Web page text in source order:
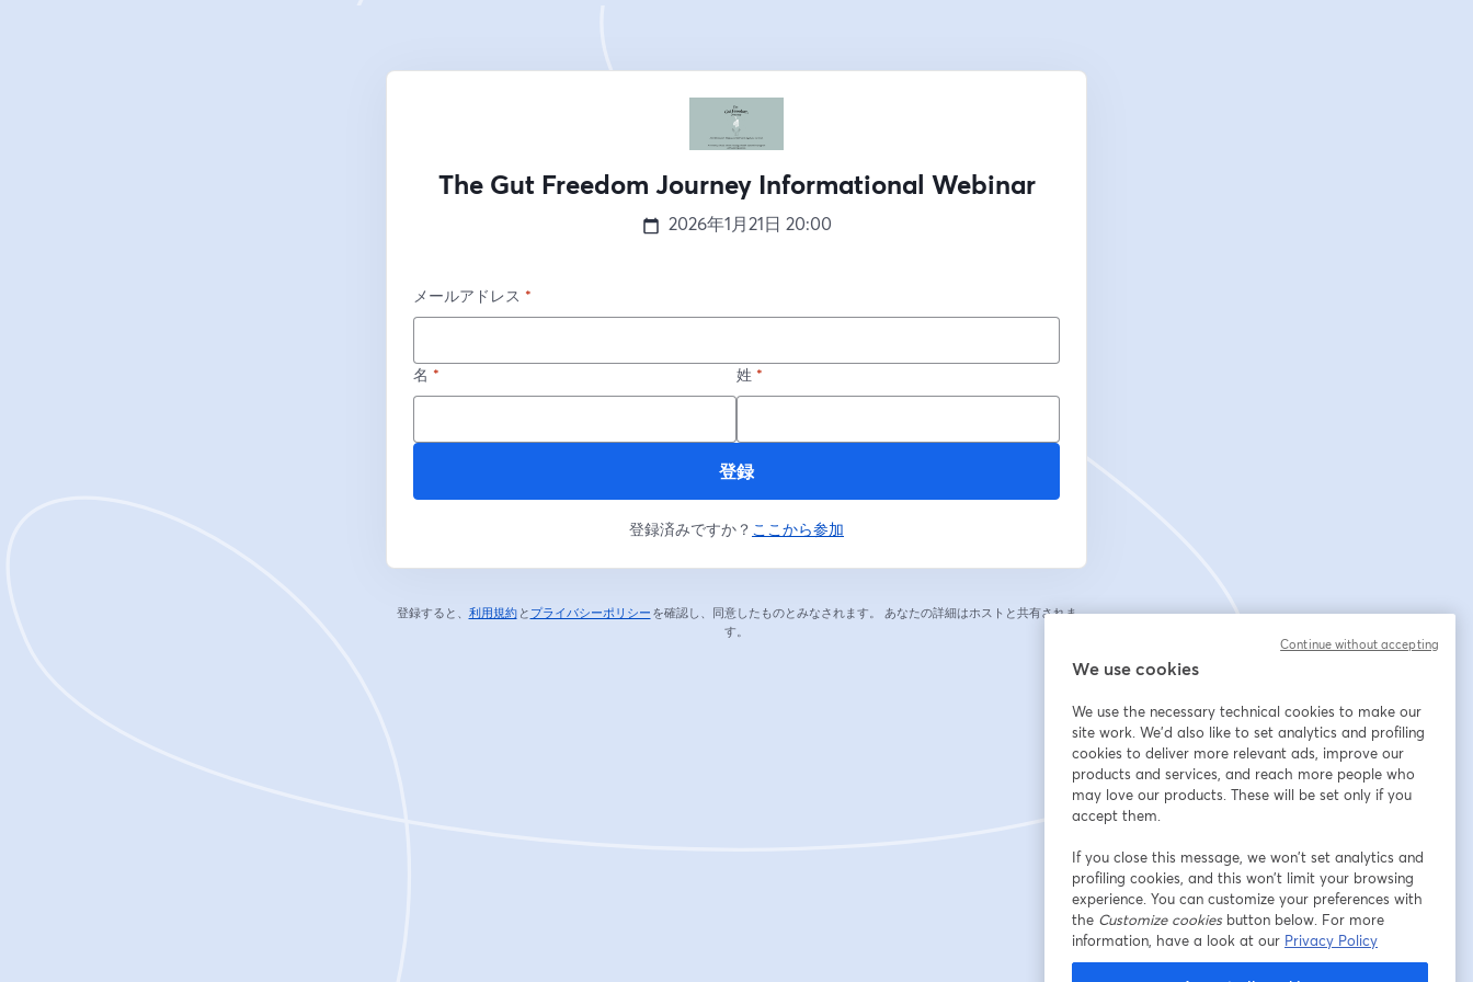
The Gut Freedom Journey Informational Webinar
2026年1月21日 20:00
メールアドレス *
名 * 姓 *
登録
登録済みですか？ ここから参加
登録すると、 利用規約 と プライバシーポリシー
新しいタブで開く
を確認し、同意したものとみなされます。
あなたの詳細はホストと共有されま
す。
We use cookies
We use the necessary technical cookies to make our
site work. We'd also like to set analytics and profiling
cookies to deliver more relevant ads, improve our
products and services, and reach more people who
may love our products. These will be set only if you
accept them.
If you close this message, we won’t set analytics and
profiling cookies, and this won’t limit your browsing
experience. You can customize your preferences with
the Customize cookiesbutton below. For more
information, have a look at our Privacy Policy
Continue without accepting